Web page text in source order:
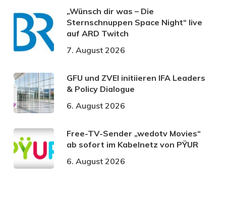
„Wünsch dir was – Die
Sternschnuppen Space Night“ live
auf ARD Twitch
7. August 2026
GFU und ZVEI initiieren IFA Leaders
& Policy Dialogue
6. August 2026
Free-TV-Sender „wedotv Movies“
ab sofort im Kabelnetz von PŸUR
6. August 2026